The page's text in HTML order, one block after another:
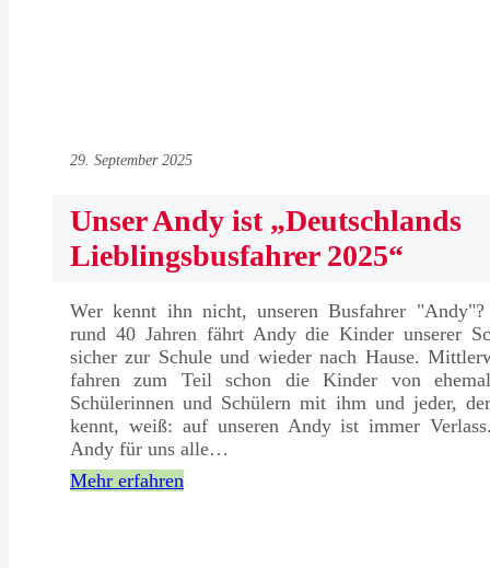
29. September 2025
Unser Andy ist „Deutschlands
Lieblingsbusfahrer 2025“
Wer kennt ihn nicht, unseren Busfahrer "Andy"?
rund 40 Jahren fährt Andy die Kinder unserer
sicher zur Schule und wieder nach Hause.
fahren zum Teil schon die Kinder von
Schülerinnen und Schülern mit ihm und jeder,
kennt, weiß: auf unseren Andy ist immer
Andy für uns alle…
Mehr erfahren